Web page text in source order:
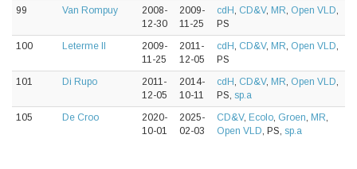
99
Van Rompuy
2008-
12-30
2009-
11-25
cdH, CD&V, MR, Open VLD,
PS
100
Leterme II
2009-
11-25
2011-
12-05
cdH, CD&V, MR, Open VLD,
PS
101
Di Rupo
2011-
12-05
2014-
10-11
cdH, CD&V, MR, Open VLD,
PS, sp.a
105
De Croo
2020-
10-01
2025-
02-03
CD&V, Ecolo, Groen, MR,
Open VLD, PS, sp.a